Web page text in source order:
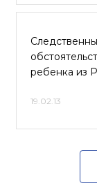
ребенка из
19.02.13